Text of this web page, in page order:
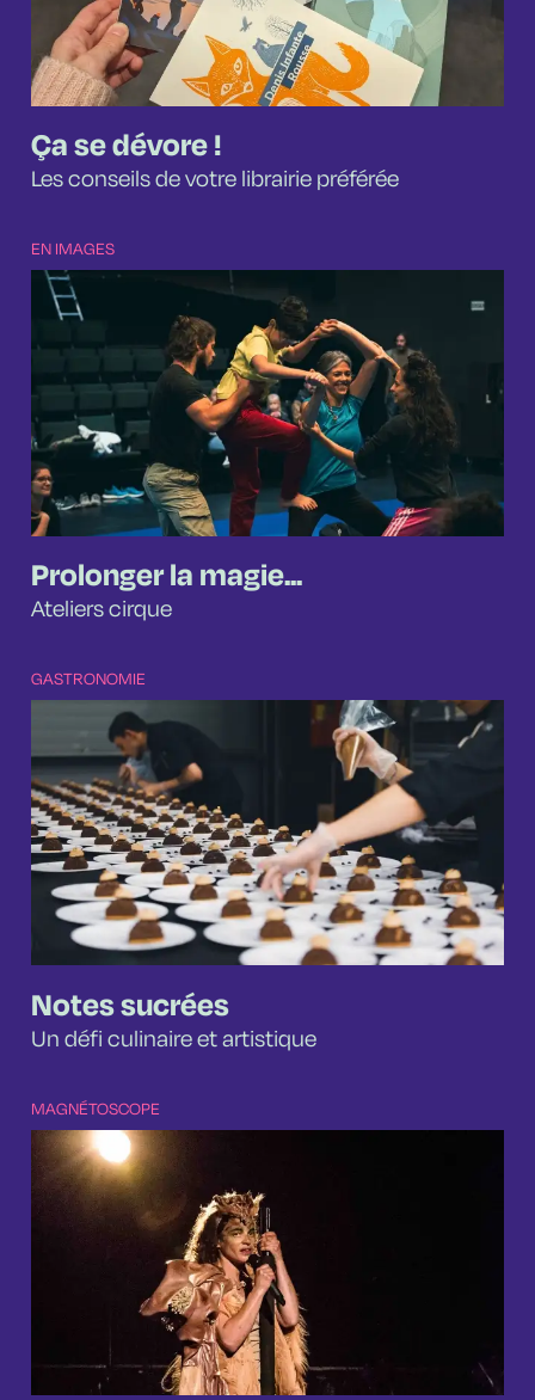
Ça se dévore !
Les conseils de votre librairie préférée
EN IMAGES
Prolonger la magie...
Ateliers cirque
GASTRONOMIE
Notes sucrées
Un défi culinaire et artistique
MAGNÉTOSCOPE